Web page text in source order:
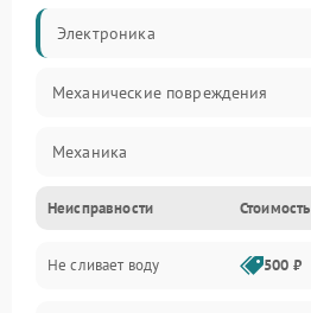
Электроника
Механические повреждения
Механика
Управление
Электропитание
Неисправности Стоимость
Не сливает воду 500 ₽